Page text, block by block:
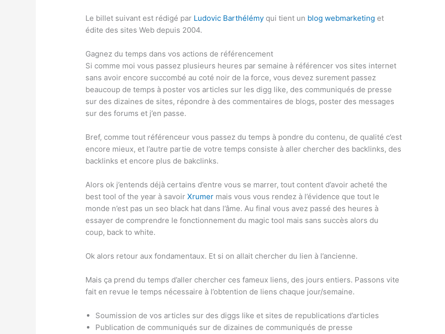
Le billet suivant est rédigé par Ludovic Barthélémy qui tient un blog webmarketing et
édite des sites Web depuis 2004.
Gagnez du temps dans vos actions de référencement
Si comme moi vous passez plusieurs heures par semaine à référencer vos sites internet
sans avoir encore succombé au coté noir de la force, vous devez surement passez
beaucoup de temps à poster vos articles sur les digg like, des communiqués de presse
sur des dizaines de sites, répondre à des commentaires de blogs, poster des messages
sur des forums et j’en passe.
Bref, comme tout référenceur vous passez du temps à pondre du contenu, de qualité c’est
encore mieux, et l’autre partie de votre temps consiste à aller chercher des backlinks, des
backlinks et encore plus de bakclinks.
Alors ok j’entends déjà certains d’entre vous se marrer, tout content d’avoir acheté the
best tool of the year à savoirXrumer mais vous vous rendez à l’évidence que tout le
monde n’est pas un seo black hat dans l’âme. Au final vous avez passé des heures à
essayer de comprendre le fonctionnement du magic tool mais sans succès alors du
coup, back to white.
Ok alors retour aux fondamentaux. Et si on allait chercher du lien à l’ancienne.
Mais ça prend du temps d’aller chercher ces fameux liens, des jours entiers. Passons vite
fait en revue le temps nécessaire à l’obtention de liens chaque jour/semaine.
Soumission de vos articles sur des diggs like et sites de republications d’articles
Publication de communiqués sur de dizaines de communiqués de presse